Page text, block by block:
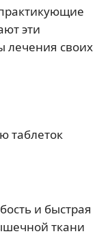
эти
лечения своих
таблеток
и быстрая
ткани